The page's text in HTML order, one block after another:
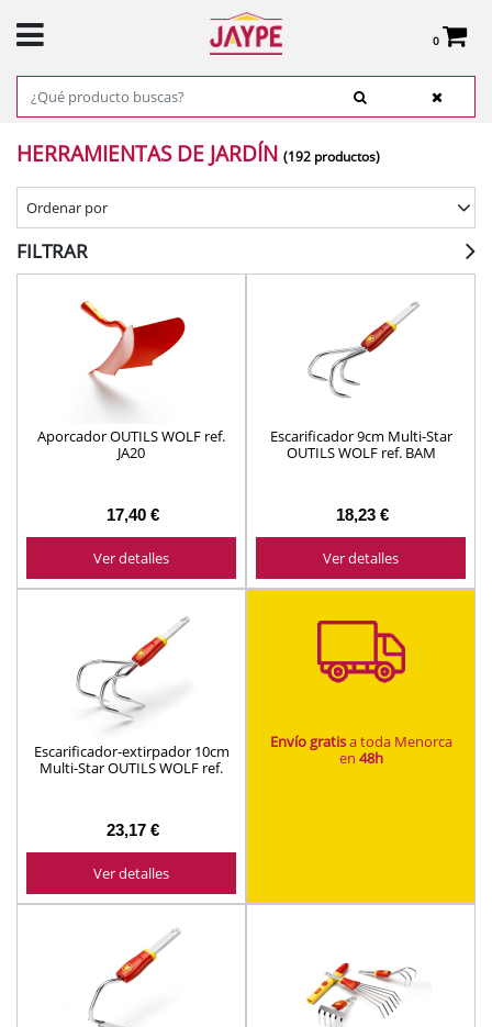
0
Total:
0,00 €
VER CESTA
HERRAMIENTAS DE JARDÍN (192 productos)
Ordenar por
FILTRAR
Aporcador OUTILS WOLF ref.
JA20
17,40 €
Ver detalles
Escarificador 9cm Multi-Star
OUTILS WOLF ref. BAM
18,23 €
Ver detalles
Escarificador-extirpador 10cm
Multi-Star OUTILS WOLF ref.
23,17 €
Ver detalles
Envío gratisa toda Menorca
en 48h